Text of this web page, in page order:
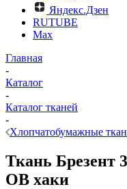
Яндекс.Дзен
RUTUBE
Max
Главная
-
Каталог
-
Каталог тканей
-
Хлопчатобумажные
Ткань Брезент
ОВ хаки